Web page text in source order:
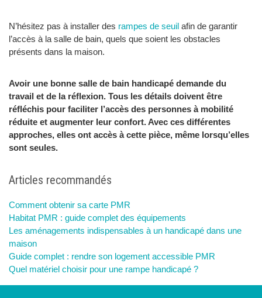
N’hésitez pas à installer des rampes de seuil afin de garantir
l’accès à la salle de bain, quels que soient les obstacles
présents dans la maison.
Avoir une bonne salle de bain handicapé demande du
travail et de la réflexion. Tous les détails doivent être
réfléchis pour faciliter l’accès des personnes à mobilité
réduite et augmenter leur confort. Avec ces différentes
approches, elles ont accès à cette pièce, même lorsqu’elles
sont seules.
Articles recommandés
Comment obtenir sa carte PMR
Habitat PMR : guide complet des équipements
Les aménagements indispensables à un handicapé dans une
maison
Guide complet : rendre son logement accessible PMR
Quel matériel choisir pour une rampe handicapé ?